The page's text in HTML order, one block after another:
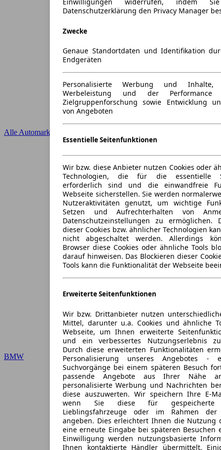
Alle Automarken
BMW
Einwilligungen widerrufen, indem
Datenschutzerklärung den Privacy Manager
Zwecke
Genaue Standortdaten und Identifikation
Endgeräten
Personalisierte Werbung und Inhalte,
Werbeleistung und der
Zielgruppenforschung sowie Entwicklung
von Angeboten
Essentielle Seitenfunktionen
Wir bzw. diese Anbieter nutzen Cookies oder
Technologien, die für die essentielle
erforderlich sind und die einwandfreie
Webseite sicherstellen. Sie werden
Nutzeraktivitäten genutzt, um wichtige
Setzen und Aufrechterhalten von
Datenschutzeinstellungen zu ermöglichen.
dieser Cookies bzw. ähnlicher Technologien
nicht abgeschaltet werden. Allerdings
Browser diese Cookies oder ähnliche Tools
darauf hinweisen. Das Blockieren dieser
Tools kann die Funktionalität der Webseite
Erweiterte Seitenfunktionen
Wir bzw. Drittanbieter nutzen
Mittel, darunter u.a. Cookies und ähnliche
Webseite, um Ihnen erweiterte
und ein verbessertes Nutzungserlebnis
Durch diese erweiterten Funktionalitäten
Personalisierung unseres Angebotes
Suchvorgänge bei einem späteren Besuch
passende Angebote aus Ihrer Nähe
personalisierte Werbung und Nachrichten
diese auszuwerten. Wir speichern Ihre E-
wenn Sie diese für gespeicherte
Lieblingsfahrzeuge oder im Rahmen der
angeben. Dies erleichtert Ihnen die Nutzung
eine erneute Eingabe bei späteren
Einwilligung werden nutzungsbasierte
Ihnen kontaktierte Händler übermittelt.